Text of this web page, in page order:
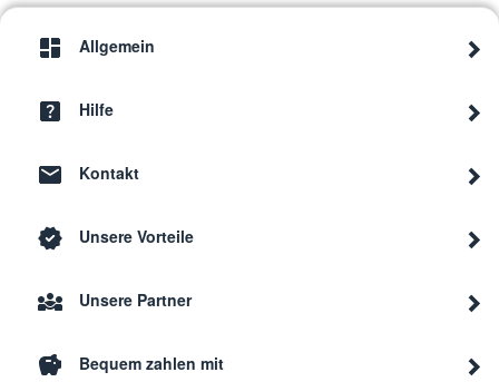
Allgemein
Hilfe
Kontakt
Unsere Vorteile
Unsere Partner
Bequem zahlen mit